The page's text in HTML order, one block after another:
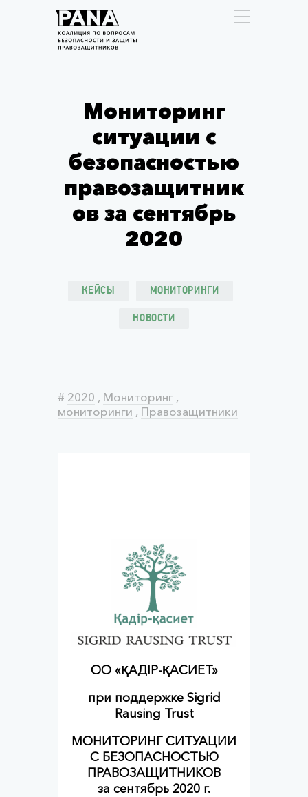
Мониторинг
ситуации с
безопасностью
правозащитник
ов за сентябрь
2020
КЕЙСЫ МОНИТОРИНГИ
НОВОСТИ
# 2020 , Мониторинг ,
мониторинги , Правозащитники
ОО «ҚАДІР-ҚАСИЕТ»
при поддержке Sigrid
Rausing Trust
МОНИТОРИНГ СИТУАЦИИ
С БЕЗОПАСНОСТЬЮ
ПРАВОЗАЩИТНИКОВ
за сентябрь 2020 г.